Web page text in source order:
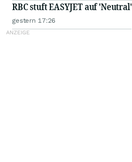
RBC stuft EASYJET auf 'Neutral'
gestern 17:26